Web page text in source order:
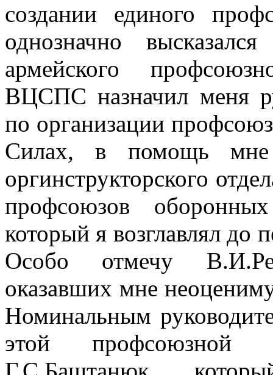
создании единого
однозначно
армейского
ВЦСПС назначил меня
по организации
Силах, в помощь мне
оргинструкторского
профсоюзов
который я возглавлял
Особо отмечу
оказавших мне
Номинальным
этой профсоюзной